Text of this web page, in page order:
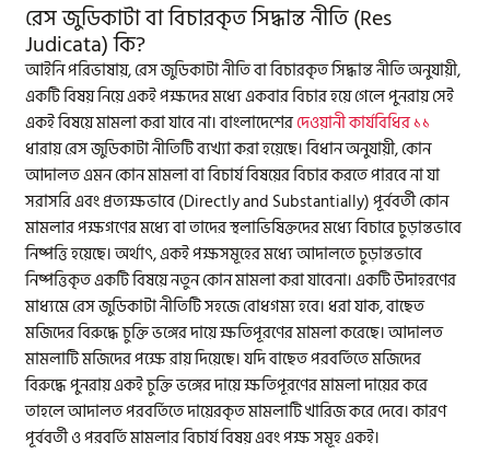
রেস জুডিকাটা বা বিচারকৃত সিদ্ধান্ত নীতি (Res
Judicata) কি?
আইনি পরিভাষায়, রেস জুডিকাটা নীতি বা বিচারকৃত সিদ্ধান্ত নীতি অনুযায়ী,
একটি বিষয় নিয়ে একই পক্ষদের মধ্যে একবার বিচার হয়ে গেলে পুনরায় সেই
একই বিষয়ে মামলা করা যাবে না। বাংলাদেশেরদেওয়ানী কার্যবিধির ১১
ধারায় রেস জুডিকাটা নীতিটি ব্যখ্যা করা হয়েছে। বিধান অনুযায়ী, কোন
আদালত এমন কোন মামলা বা বিচার্য বিষয়ের বিচার করতে পারবে না যা
সরাসরি এবং প্রত্যক্ষভাবে (Directly and Substantially) পূর্ববর্তী কোন
মামলার পক্ষগণের মধ্যে বা তাদের স্থলাভিষিক্তদের মধ্যে বিচারে চুড়ান্তভাবে
নিষ্পত্তি হয়েছে। অর্থাৎ, একই পক্ষসমূহের মধ্যে আদালতে চুড়ান্তভাবে
নিষ্পত্তিকৃত একটি বিষয়ে নতুন কোন মামলা করা যাবেনা। একটি উদাহরণের
মাধ্যমে রেস জুডিকাটা নীতিটি সহজে বোধগম্য হবে। ধরা যাক, বাছেত
মজিদের বিরুদ্ধে চুক্তি ভঙ্গের দায়ে ক্ষতিপূরণের মামলা করেছে। আদালত
মামলাটি মজিদের পক্ষে রায় দিয়েছে। যদি বাছেত পরবর্তিতে মজিদের
বিরুদ্ধে পুনরায় একই চুক্তি ভঙ্গের দায়ে ক্ষতিপূরণের মামলা দায়ের করে
তাহলে আদালত পরবর্তিতে দায়েরকৃত মামলাটি খারিজ করে দেবে। কারণ
পূর্ববর্তী ও পরবর্তি মামলার বিচার্য বিষয় এবং পক্ষ সমূহ একই।